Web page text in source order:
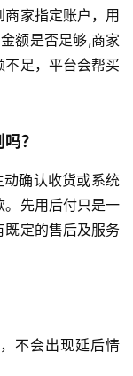
家指定账户，用
额是否足够,商家
足，平台会帮买
？
确认收货或系统
。先用后付只是一
既定的售后及服务
不会出现延后情